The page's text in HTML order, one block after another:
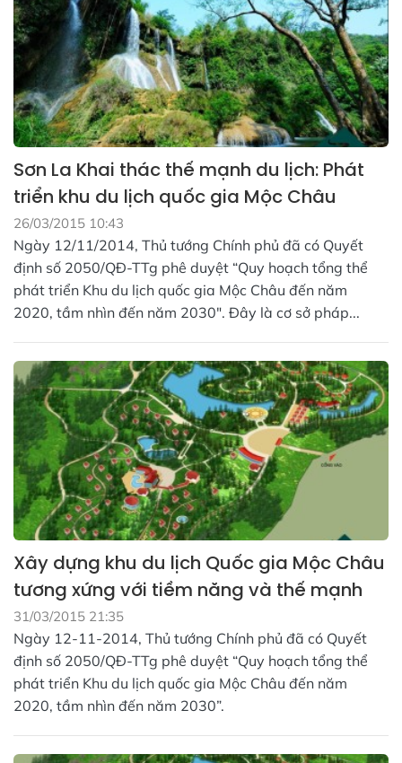
Sơn La Khai thác thế mạnh du lịch: Phát
triển khu du lịch quốc gia Mộc Châu
26/03/2015 10:43
Ngày 12/11/2014, Thủ tướng Chính phủ đã có Quyết
định số 2050/QĐ-TTg phê duyệt “Quy hoạch tổng thể
phát triển Khu du lịch quốc gia Mộc Châu đến năm
2020, tầm nhìn đến năm 2030". Đây là cơ sở pháp...
Xây dựng khu du lịch Quốc gia Mộc Châu
tương xứng với tiềm năng và thế mạnh
31/03/2015 21:35
Ngày 12-11-2014, Thủ tướng Chính phủ đã có Quyết
định số 2050/QĐ-TTg phê duyệt “Quy hoạch tổng thể
phát triển Khu du lịch quốc gia Mộc Châu đến năm
2020, tầm nhìn đến năm 2030”.